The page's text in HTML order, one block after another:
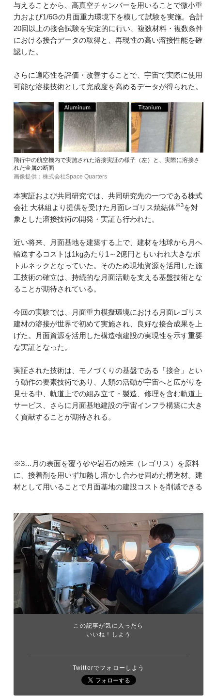
与えることから、高真空チャンバーを用いることで微小重
力および1/6Gの月面重力環境下を模して試験を実施。合計
20回以上の接合試験を安定的に行い、複数材料・複数条件
における接合データの取得と、再現性の高い溶接性能を確
認した。
さらに適応性を評価・改善することで、宇宙で実際に使用
可能な溶接技術として完成度を高めるデータが得られた。
飛行中の航空機内で実施された溶接実証の様子（左）と、実際に溶接さ
れた金属の断面
画像提供：株式会社Space Quarters
本実証および共同研究では、共同研究先の一つである株式
会社 大林組より提供を受けた月面レゴリス焼結体※3を対
象とした溶接技術の開発・実証も行われた。
近い将来、月面基地を建築する上で、建材を地球から月へ
輸送するコストは1kgあたり1～2億円ともいわれ大きなボ
トルネックとなっていた。そのため現地資源を活用した施
工技術の確立は、持続的な月面活動を支える基盤技術とな
ることが期待されている。
今回の実験では、月面重力模擬環境における月面レゴリス
建材の溶接が世界で初めて実施され、良好な接合成果を上
げた。月面資源を活用した構造物建設の実現性を示す重要
な実証となった。
実証された技術は、モノづくりの基盤である「接合」とい
う動作の要素技術であり、人類の活動が宇宙へと広がりを
見せる中、軌道上での組み立て・製造、修理を含む軌道上
サービス、さらに月面基地建設の宇宙インフラ構築に大き
く貢献することが期待される。
※3…月の表面を覆う砂や岩石の粉末（レゴリス）を原料
に、接着剤を用いず加熱し溶かし合わせ固めた構造材。建
材として用いることで月面基地の建設コストを削減できる
この記事が気に入ったら
いいね！しよう
Twitterでフォローしよう